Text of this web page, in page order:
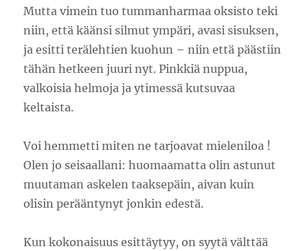
Mutta vimein tuo tummanharmaa oksisto teki
niin, että käänsi silmut ympäri, avasi sisuksen,
ja esitti terälehtien kuohun – niin että päästiin
tähän hetkeen juuri nyt. Pinkkiä nuppua,
valkoisia helmoja ja ytimessä kutsuvaa
keltaista.
Voi hemmetti miten ne tarjoavat mieleniloa !
Olen jo seisaallani: huomaamatta olin astunut
muutaman askelen taaksepäin, aivan kuin
olisin perääntynyt jonkin edestä.
Kun kokonaisuus esittäytyy, on syytä välttää